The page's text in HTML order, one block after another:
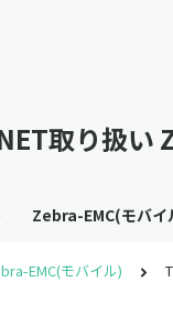
取り扱
Zebra-EMC(モバイ
EMC(モバイル)